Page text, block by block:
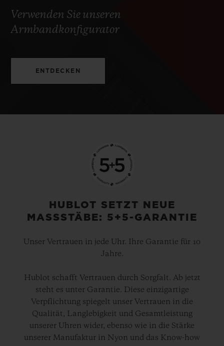
Verwenden Sie unseren
Armbandkonfigurator
ENTDECKEN
HUBLOT SETZT NEUE
MASSSTÄBE: 5+5-GARANTIE
Unser Vertrauen in jede Uhr. Ihre Garantie für 10
Jahre.
Hublot schafft Vertrauen durch Sorgfalt. Ab jetzt
steht es unter Garantie. Diese einzigartige
Verpflichtung spiegelt unser Vertrauen in die
Qualität, Langlebigkeit und Gesamtleistung
unserer Uhren wider, ebenso wie in die Stärke
unserer Manufaktur in Nyon und das Know-how